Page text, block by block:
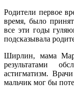
Родители первое
время, было
все эти годы
подсказывала
Ширлин, мама
результатами
астигматизм.
мальчик мог бы